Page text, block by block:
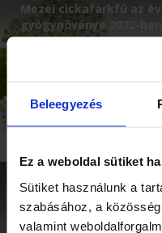
Beleegyezés
Ez a weboldal sütiket
Sütiket használunk a
szabásához, a
valamint
Mezei cickafarkfű az év
gyógynövénye 2022-ben
Téli bőrápolás
kamilla és körömvirág
krémekkel